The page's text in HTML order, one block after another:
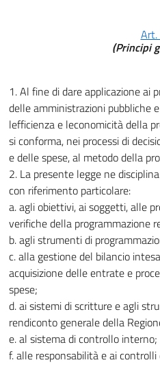
Art.
(Principi
1. Al fine di dare applicazione ai
delle amministrazioni pubbliche
lefficienza e leconomicità della
si conforma, nei processi di
e delle spese, al metodo della
2. La presente legge ne
con riferimento particolare:
a. agli obiettivi, ai soggetti, alle
verifiche della programmazione
b. agli strumenti di
c. alla gestione del bilancio
acquisizione delle entrate e
spese;
d. ai sistemi di scritture e agli
rendiconto generale della
e. al sistema di controllo interno;
f. alle responsabilità e ai controlli